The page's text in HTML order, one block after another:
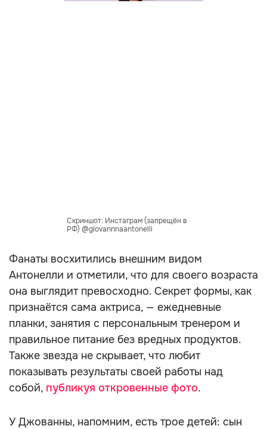
Скриншот: Инстаграм (запрещён в
РФ) @giovannnaantonelli
Фанаты восхитились внешним видом
Антонелли и отметили, что для своего возраста
она выглядит превосходно. Секрет формы, как
признаётся сама актриса, — ежедневные
планки, занятия с персональным тренером и
правильное питание без вредных продуктов.
Также звезда не скрывает, что любит
показывать результаты своей работы над
собой, публикуя откровенные фото.
У Джованны, напомним, есть трое детей: сын